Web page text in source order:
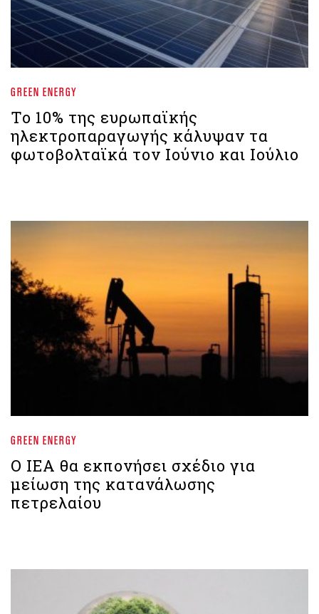
GREEN ENERGY
Το 10% της ευρωπαϊκής
ηλεκτροπαραγωγής κάλυψαν τα
φωτοβολταϊκά τον Ιούνιο και Ιούλιο
GREEN ENERGY
Ο IEA θα εκπονήσει σχέδιο για
μείωση της κατανάλωσης
πετρελαίου